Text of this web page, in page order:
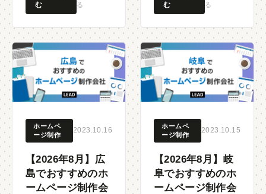
る
む
る
む
ホームペ
ージ制作
2023.10.16
【2026年8月】広
島でおすすめのホ
ームページ制作会
ホームペ
ージ制作
2023.10.15
【2026年8月】岐
阜でおすすめのホ
ームページ制作会